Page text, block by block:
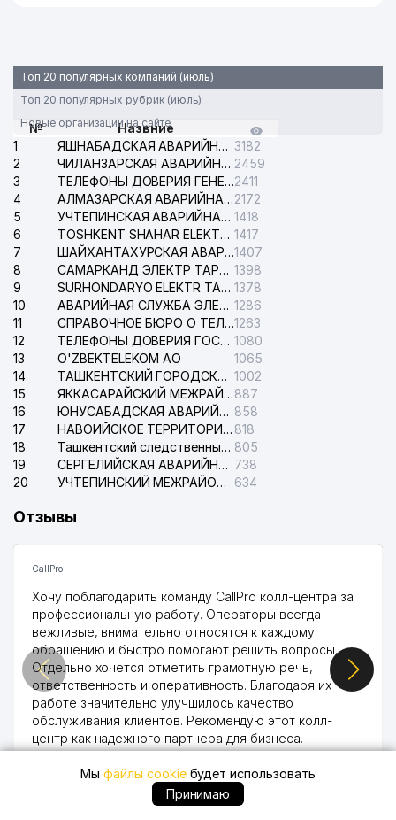
Топ 20 популярных компаний (июль)
Топ 20 популярных рубрик (июль)
Новые организации на сайте
№
Назвние
1
ЯШНАБАДСКАЯ АВАРИЙНАЯ СЛУЖБА ЭЛЕКТРОСЕТИ 3182
2
ЧИЛАНЗАРСКАЯ АВАРИЙНАЯ СЛУЖБА ЭЛЕКТРОСЕТИ 2459
3
ТЕЛЕФОНЫ ДОВЕРИЯ ГЕНЕРАЛЬНОЙ ПРОКУРАТУРЫ РЕСПУБЛИКИ УЗБЕКИСТАН2411
4
АЛМАЗАРСКАЯ АВАРИЙНАЯ СЛУЖБА ЭЛЕКТРОСЕТИ2172
5
УЧТЕПИНСКАЯ АВАРИЙНАЯ СЛУЖБА ЭЛЕКТРОСЕТИ 1418
6
TOSHKENT SHAHAR ELEKTR TARMOQLARI KORXONASI АО 1417
7
ШАЙХАНТАХУРСКАЯ АВАРИЙНАЯ СЛУЖБА ЭЛЕКТРОСЕТИ1407
8
САМАРКАНД ЭЛЕКТР ТАРМОКЛАРИ АО 1398
9
SURHONDARYO ELEKTR TARMOKLARI АО 1378
10
АВАРИЙНАЯ СЛУЖБА ЭЛЕКТРОСЕТИ ТАШКЕНТСКОГО РАЙОНА 1286
11
СПРАВОЧНОЕ БЮРО О ТЕЛЕФОНАХ ОРГАНИЗАЦИЙ г. ТАШКЕНТА1263
12
ТЕЛЕФОНЫ ДОВЕРИЯ ГОСУДАРСТВЕННОГО ЦЕНТРА ТЕСТИРОВАНИЯ 1080
13
O'ZBEKTELEKOM АО
1065
14
ТАШКЕНТСКИЙ ГОРОДСКОЙ СУД ПО ГРАЖДАНСКИМ ДЕЛАМ 1002
15
ЯККАСАРАЙСКИЙ МЕЖРАЙОННЫЙ СУД ПО ГРАЖДАНСКИМ ДЕЛАМ887
16
ЮНУСАБАДСКАЯ АВАРИЙНАЯ СЛУЖБА ЭЛЕКТРОСЕТИ 858
17
НАВОИЙСКОЕ ТЕРРИТОРИАЛЬНОЕ ПРЕДПРИЯТИЕ ЭЛЕКТРОСЕТИ АО 818
18
Ташкентский следственный изолятор 805
19
СЕРГЕЛИЙСКАЯ АВАРИЙНАЯ СЛУЖБА ЭЛЕКТРОСЕТИ 738
20
УЧТЕПИНСКИЙ МЕЖРАЙОННЫЙ СУД ПО ГРАЖДАНСКИМ ДЕЛАМ 634
Отзывы
CallPro
Хочу поблагодарить команду CallPro колл-центра за
профессиональную работу. Операторы всегда
вежливые, внимательно относятся к каждому
обращению и быстро помогают решить вопросы.
Отдельно хочется отметить грамотную речь,
ответственность и оперативность. Благодаря их
работе значительно улучшилось качество
обслуживания клиентов. Рекомендую этот колл-
центр как надежного партнера для бизнеса.
Vip Brand 31.07.2026 11:43:39
Мыфайлы cookieбудет использовать
Принимаю